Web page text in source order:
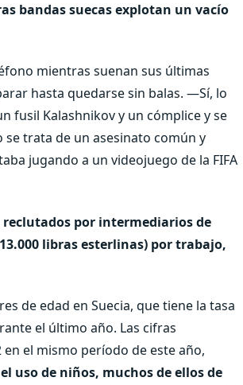
bandas suecas explotan un vacío
mientras suenan sus últimas
hasta quedarse sin balas. —Sí, lo
fusil Kalashnikov y un cómplice y se
se trata de un asesinato común y
jugando a un videojuego de la FIFA
reclutados por intermediarios de
libras esterlinas) por trabajo,
de edad en Suecia, que tiene la tasa
el último año. Las cifras
el mismo período de este año,
uso de niños, muchos de ellos de